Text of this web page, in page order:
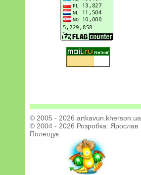
© 2005 - 2026 artkavun.kherson.ua
© 2004 - 2026 Розробка: Ярослав
Полещук